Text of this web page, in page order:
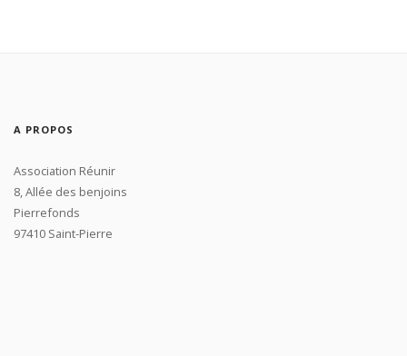
A PROPOS
Association Réunir
8, Allée des benjoins
Pierrefonds
97410 Saint-Pierre